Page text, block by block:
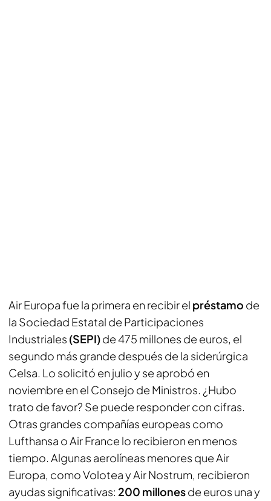
Air Europa fue la primera en recibir el préstamo de
la Sociedad Estatal de Participaciones
Industriales (SEPI)de 475 millones de euros, el
segundo más grande después de la siderúrgica
Celsa. Lo solicitó en julio y se aprobó en
noviembre en el Consejo de Ministros. ¿Hubo
trato de favor? Se puede responder con cifras.
Otras grandes compañías europeas como
Lufthansa o Air France lo recibieron en menos
tiempo. Algunas aerolíneas menores que Air
Europa, como Volotea y Air Nostrum, recibieron
ayudas significativas: 200 millonesde euros una y